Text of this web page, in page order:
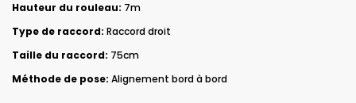
Hauteur du rouleau: 7m
Type de raccord: Raccord droit
Taille du raccord: 75cm
Méthode de pose: Alignement bord à bord